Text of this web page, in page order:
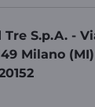
S.p.A. -
Milano